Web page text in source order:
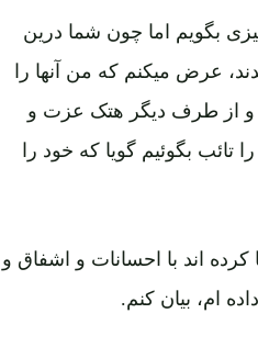
بگویم اما چون شما درین
عرض میکنم که من آنها را
و از طرف دیگر هتک عزت و
تائب بگوئیم گویا که خود را
اند با احسانات و اشفاق و
ام، بیان کنم.